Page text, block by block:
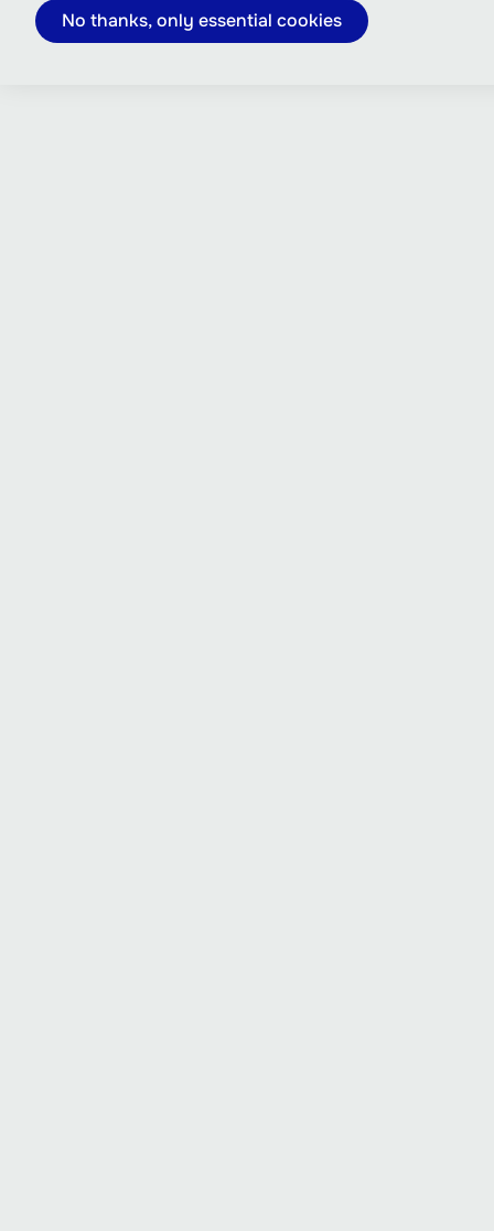
No thanks, only essential cookies